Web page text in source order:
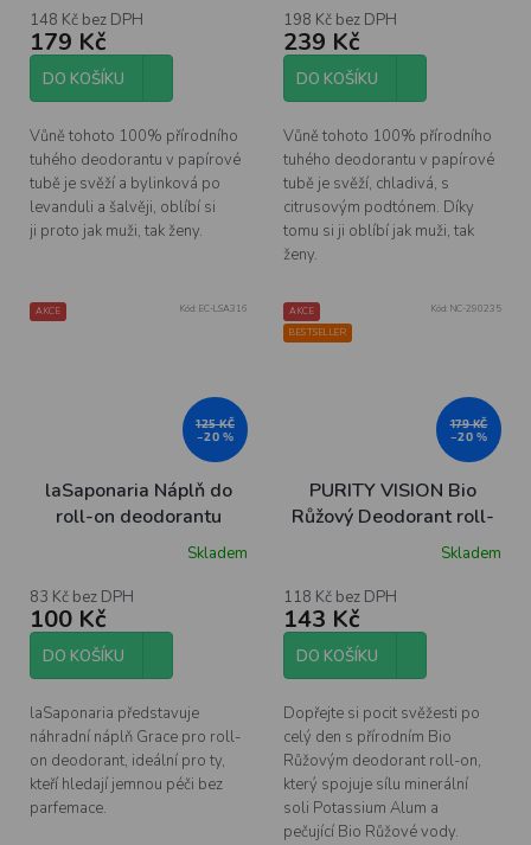
148 Kč bez DPH
179 Kč
DO KOŠÍKU
Vůně tohoto 100% přírodního
tuhého deodorantu v papírové
tubě je svěží a bylinková po
levanduli a šalvěji, oblíbí si
ji proto jak muži, tak ženy.
198 Kč bez DPH
239 Kč
DO KOŠÍKU
Vůně tohoto 100% přírodního
tuhého deodorantu v papírové
tubě je svěží, chladivá, s
citrusovým podtónem. Díky
tomu si ji oblíbí jak muži, tak
ženy.
AKCE
125 KČ
–20 %
laSaponaria Náplň do
roll-on deodorantu
Grace bez vůně BIO, 40
Skladem
83 Kč bez DPH
100 Kč
DO KOŠÍKU
laSaponaria představuje
náhradní náplň Grace pro roll-
on deodorant, ideální pro ty,
kteří hledají jemnou péči bez
parfemace.
Kód: EC-LSA316
AKCE
BESTSELLER
179 KČ
–20 %
PURITY VISION Bio
Růžový Deodorant roll-
produktu
je
5,0
5
Skladem
118 Kč bez DPH
143 Kč
DO KOŠÍKU
Dopřejte si pocit svěžesti po
celý den s přírodním Bio
Růžovým deodorant roll-on,
který spojuje sílu minerální
soli Potassium Alum a
pečující Bio Růžové vody.
Kód: NC-290235